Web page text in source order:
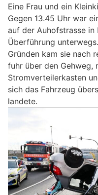
Eine Frau und ein
Gegen 13.45 Uhr war
auf der Auhofstrasse in
Überführung
Gründen kam sie nach
fuhr über den Gehweg,
Stromverteilerkasten
sich das Fahrzeug
landete.